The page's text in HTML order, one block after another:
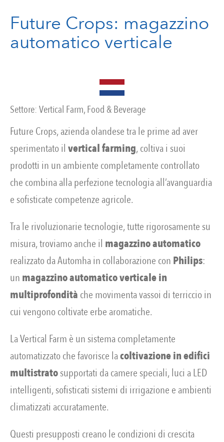
Future Crops: magazzino
automatico verticale
Settore:Vertical Farm,Food & Beverage
Future Crops, azienda olandese tra le prime ad aver
sperimentato il verticalfarming, coltiva i suoi
prodotti in un ambiente completamente controllato
che combina alla perfezione tecnologia all’avanguardia
e sofisticate competenze agricole.
Tra le rivoluzionarie tecnologie, tutte rigorosamente su
misura, troviamo anche il magazzino automatico
realizzato da Automha in collaborazione con Philips:
un magazzino automatico verticale in
multiprofondità che movimenta vassoi di terriccio in
cui vengono coltivate erbe aromatiche.
La Vertical Farm è un sistema completamente
automatizzato che favorisce lacoltivazione in edifici
multistratosupportati da camere speciali, luci a LED
intelligenti, sofisticati sistemi di irrigazione e ambienti
climatizzati accuratamente.
Questi presupposti creano le condizioni di crescita